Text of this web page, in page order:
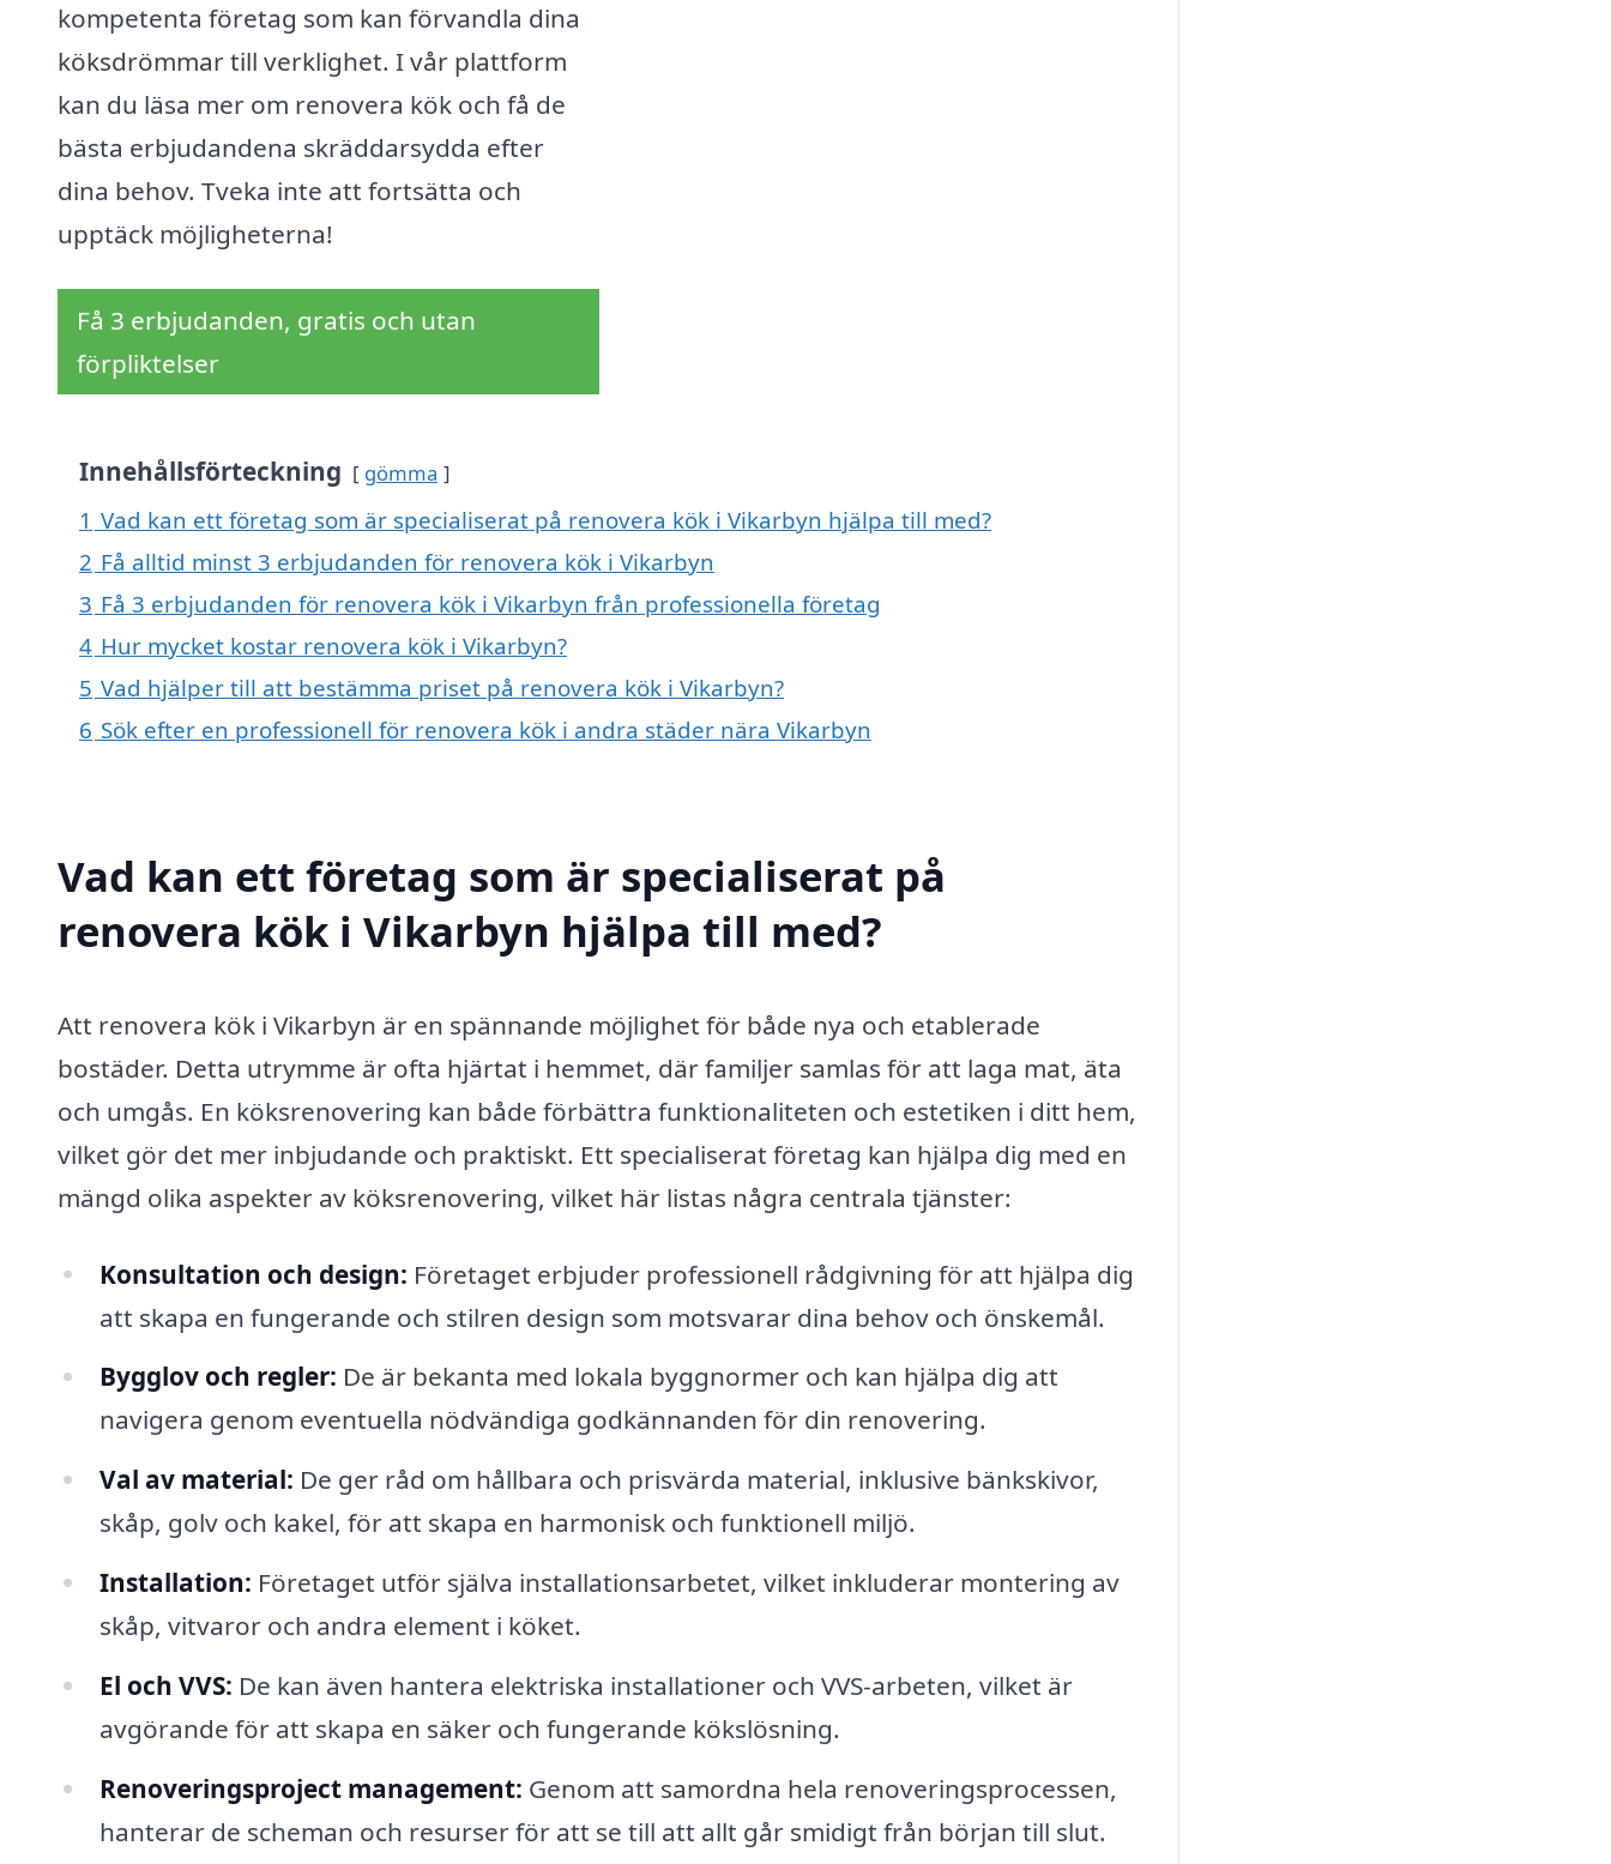
kompetenta företag som kan förvandla dina
köksdrömmar till verklighet. I vår plattform
kan du läsa mer om renovera kök och få de
bästa erbjudandena skräddarsydda efter
dina behov. Tveka inte att fortsätta och
upptäck möjligheterna!
Få 3 erbjudanden, gratis och utan
förpliktelser
Innehållsförteckning gömma
1 Vad kan ett företag som är specialiserat på renovera kök i Vikarbyn hjälpa till med?
2 Få alltid minst 3 erbjudanden för renovera kök i Vikarbyn
3 Få 3 erbjudanden för renovera kök i Vikarbyn från professionella företag
4 Hur mycket kostar renovera kök i Vikarbyn?
5 Vad hjälper till att bestämma priset på renovera kök i Vikarbyn?
6 Sök efter en professionell för renovera kök i andra städer nära Vikarbyn
Vad kan ett företag som är specialiserat på
renovera kök i Vikarbyn hjälpa till med?
Att renovera kök i Vikarbyn är en spännande möjlighet för både nya och etablerade
bostäder. Detta utrymme är ofta hjärtat i hemmet, där familjer samlas för att laga mat, äta
och umgås. En köksrenovering kan både förbättra funktionaliteten och estetiken i ditt hem,
vilket gör det mer inbjudande och praktiskt. Ett specialiserat företag kan hjälpa dig med en
mängd olika aspekter av köksrenovering, vilket här listas några centrala tjänster:
Konsultation och design: Företaget erbjuder professionell rådgivning för att hjälpa dig
att skapa en fungerande och stilren design som motsvarar dina behov och önskemål.
Bygglov och regler: De är bekanta med lokala byggnormer och kan hjälpa dig att
navigera genom eventuella nödvändiga godkännanden för din renovering.
Val av material: De ger råd om hållbara och prisvärda material, inklusive bänkskivor,
skåp, golv och kakel, för att skapa en harmonisk och funktionell miljö.
Installation: Företaget utför själva installationsarbetet, vilket inkluderar montering av
skåp, vitvaror och andra element i köket.
El och VVS: De kan även hantera elektriska installationer och VVS-arbeten, vilket är
avgörande för att skapa en säker och fungerande kökslösning.
Renoveringsproject management: Genom att samordna hela renoveringsprocessen,
hanterar de scheman och resurser för att se till att allt går smidigt från början till slut.